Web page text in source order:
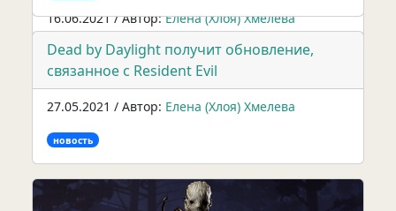
16.06.2021 / Автор:Елена (Хлоя) Хмелева
новость
Dead by Daylight получит обновление,
связанное с Resident Evil
27.05.2021 / Автор: Елена (Хлоя) Хмелева
новость